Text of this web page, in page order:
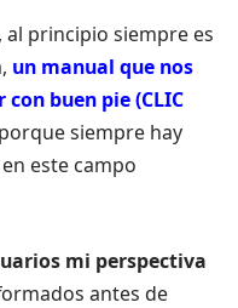
al principio siempre es
un manual que nos
buen pie (CLIC
siempre hay
este campo
mi perspectiva
antes de